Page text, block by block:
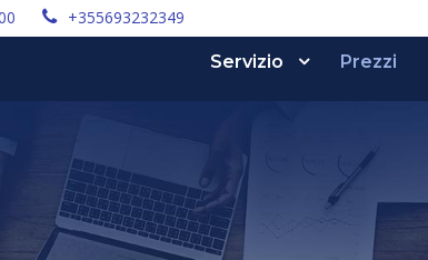
+355693232349
Servizio Prezzi